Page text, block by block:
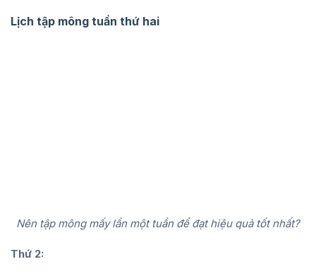
Lịch tập mông tuần thứ hai
Nên tập mông mấy lần một tuần để đạt hiệu quả tốt nhất?
Thứ 2: